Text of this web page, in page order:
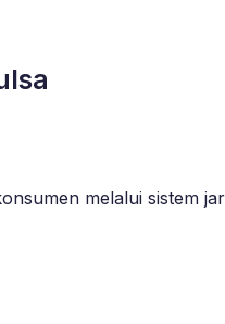
melalui sistem